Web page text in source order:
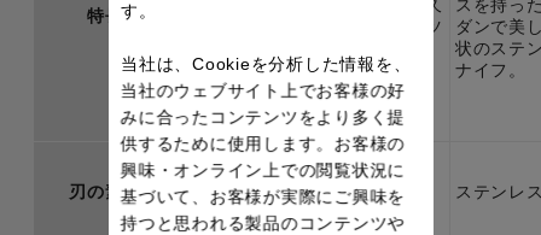
特長
フ。10年保
証。
が長続き。耐久
性の高いドイツ
10年保証。
スを持っ
ダンで美
状のステ
ナイフ。
刃の素材 ステンレス ステンレス ステンレ
す。
当社は、Cookieを分析した情報を、
当社のウェブサイト上でお客様の好
みに合ったコンテンツをより多く提
供するために使用します。お客様の
興味・オンライン上での閲覧状況に
基づいて、お客様が実際にご興味を
持つと思われる製品のコンテンツや